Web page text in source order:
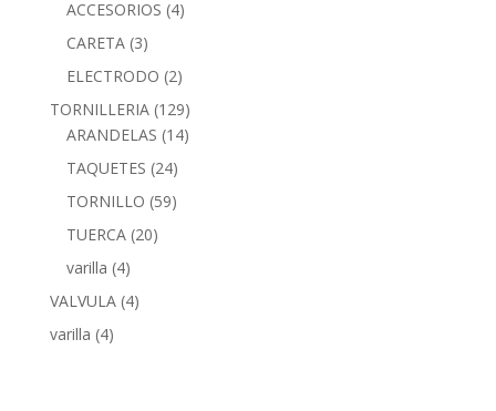
ACCESORIOS (4)
CARETA (3)
ELECTRODO (2)
TORNILLERIA (129)
ARANDELAS (14)
TAQUETES (24)
TORNILLO (59)
TUERCA (20)
varilla (4)
VALVULA (4)
varilla (4)